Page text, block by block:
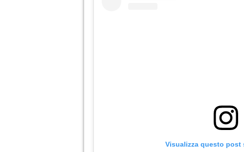
Visualizza questo post